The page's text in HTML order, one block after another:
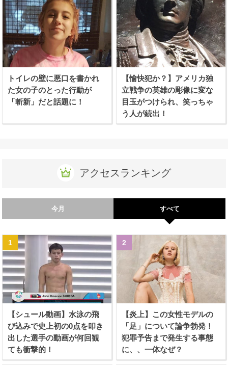
トイレの壁に悪口を書かれ
た女の子のとった行動が
「斬新」だと話題に！
【愉快犯か？】アメリカ独
立戦争の英雄の彫像に変な
目玉がつけられ、笑っちゃ
う人が続出！
アクセスランキング
今月 すべて
【シュール動画】水泳の飛
び込みで史上初の0点を叩き
出した選手の動画が何回観
ても衝撃的！
【炎上】この女性モデルの
「足」について論争勃発！
犯罪予告まで発生する事態
に、、一体なぜ？